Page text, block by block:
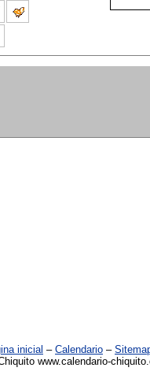
inicial – Calendario –
www.calendario-